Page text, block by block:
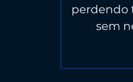
perdendo
sem